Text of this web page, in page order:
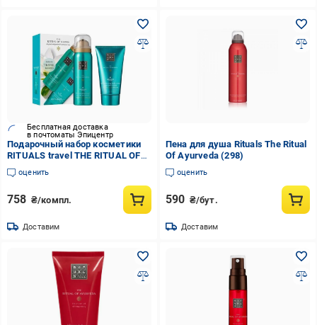
Бесплатная доставка
в почтоматы Эпицентр
Подарочный набор косметики
RITUALS travel THE RITUAL OF
Karma 70 мл (2456298175)
оценить
758 ₴/компл.
Доставим
Пена для душа Rituals The Ritual
Of Ayurveda (298)
оценить
590 ₴/бут.
Доставим